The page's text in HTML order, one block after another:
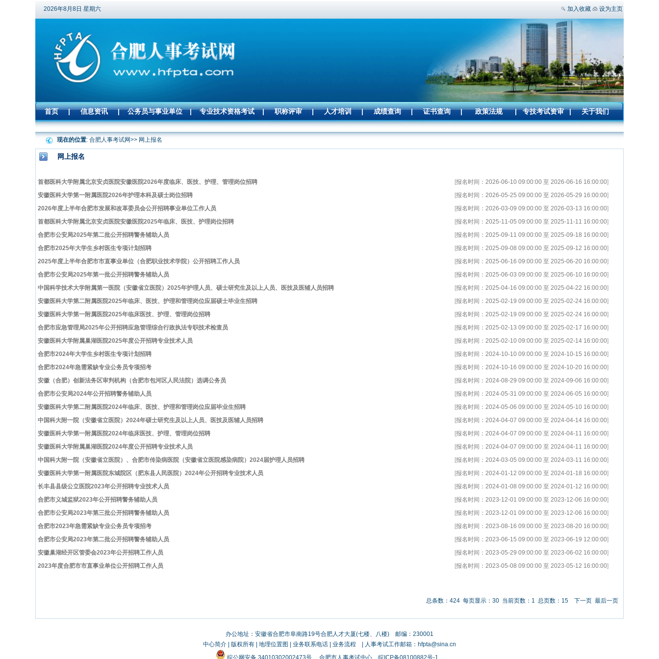
2026年8月8日 星期六 加入收藏 设为主页
首页 | 信息资讯 | 公务员与事业单位 | 专业技术资格考试 | 职称评审 | 人才培训 | 成绩查询 | 证书查询 | 政策法规 | 专技考试资审 | 关于我们
现在的位置: 合肥人事考试网>> 网上报名
网上报名
首都医科大学附属北京安贞医院安徽医院2026年度临床、医技、护理、管理岗位招聘 [报名时间：2026-06-10 09:00:00 至 2026-06-16 16:00:00]
安徽医科大学第一附属医院2026年护理本科及硕士岗位招聘
[报名时间：2026-05-25 09:00:00 至 2026-05-29 16:00:00]
2026年度上半年合肥市发展和改革委员会公开招聘事业单位工作人员
[报名时间：2026-03-09 09:00:00 至 2026-03-13 16:00:00]
首都医科大学附属北京安贞医院安徽医院2025年临床、医技、护理岗位招聘
[报名时间：2025-11-05 09:00:00 至 2025-11-11 16:00:00]
合肥市公安局2025年第二批公开招聘警务辅助人员
[报名时间：2025-09-11 09:00:00 至 2025-09-18 16:00:00]
合肥市2025年大学生乡村医生专项计划招聘
[报名时间：2025-09-08 09:00:00 至 2025-09-12 16:00:00]
2025年度上半年合肥市市直事业单位（合肥职业技术学院）公开招聘工作人员
[报名时间：2025-06-16 09:00:00 至 2025-06-20 16:00:00]
合肥市公安局2025年第一批公开招聘警务辅助人员
[报名时间：2025-06-03 09:00:00 至 2025-06-10 16:00:00]
中国科学技术大学附属第一医院（安徽省立医院）2025年护理人员、硕士研究生及以上人员、医技及医辅人员招聘
[报名时间：2025-04-16 09:00:00 至 2025-04-22 16:00:00]
安徽医科大学第二附属医院2025年临床、医技、护理和管理岗位应届硕士毕业生招聘
[报名时间：2025-02-19 09:00:00 至 2025-02-24 16:00:00]
安徽医科大学第一附属医院2025年临床医技、护理、管理岗位招聘
[报名时间：2025-02-19 09:00:00 至 2025-02-24 16:00:00]
合肥市应急管理局2025年公开招聘应急管理综合行政执法专职技术检查员
[报名时间：2025-02-13 09:00:00 至 2025-02-17 16:00:00]
安徽医科大学附属巢湖医院2025年度公开招聘专业技术人员
[报名时间：2025-02-10 09:00:00 至 2025-02-14 16:00:00]
合肥市2024年大学生乡村医生专项计划招聘
[报名时间：2024-10-10 09:00:00 至 2024-10-15 16:00:00]
合肥市2024年急需紧缺专业公务员专项招考
[报名时间：2024-10-16 09:00:00 至 2024-10-20 16:00:00]
安徽（合肥）创新法务区审判机构（合肥市包河区人民法院）选调公务员
[报名时间：2024-08-29 09:00:00 至 2024-09-06 16:00:00]
合肥市公安局2024年公开招聘警务辅助人员
[报名时间：2024-05-31 09:00:00 至 2024-06-05 16:00:00]
安徽医科大学第二附属医院2024年临床、医技、护理和管理岗位应届毕业生招聘
[报名时间：2024-05-06 09:00:00 至 2024-05-10 16:00:00]
中国科大附一院（安徽省立医院）2024年硕士研究生及以上人员、医技及医辅人员招聘
[报名时间：2024-04-07 09:00:00 至 2024-04-14 16:00:00]
安徽医科大学第一附属医院2024年临床医技、护理、管理岗位招聘
[报名时间：2024-04-07 09:00:00 至 2024-04-11 16:00:00]
安徽医科大学附属巢湖医院2024年度公开招聘专业技术人员
[报名时间：2024-04-07 09:00:00 至 2024-04-11 16:00:00]
中国科大附一院（安徽省立医院）、合肥市传染病医院（安徽省立医院感染病院）2024届护理人员招聘
[报名时间：2024-03-05 09:00:00 至 2024-03-11 16:00:00]
安徽医科大学第一附属医院东城院区（肥东县人民医院）2024年公开招聘专业技术人员
[报名时间：2024-01-12 09:00:00 至 2024-01-18 16:00:00]
长丰县县级公立医院2023年公开招聘专业技术人员
[报名时间：2024-01-08 09:00:00 至 2024-01-12 16:00:00]
合肥市义城监狱2023年公开招聘警务辅助人员
[报名时间：2023-12-01 09:00:00 至 2023-12-06 16:00:00]
合肥市公安局2023年第三批公开招聘警务辅助人员
[报名时间：2023-12-01 09:00:00 至 2023-12-06 16:00:00]
合肥市2023年急需紧缺专业公务员专项招考
[报名时间：2023-08-16 09:00:00 至 2023-08-20 16:00:00]
合肥市公安局2023年第二批公开招聘警务辅助人员
[报名时间：2023-06-15 09:00:00 至 2023-06-19 12:00:00]
安徽巢湖经开区管委会2023年公开招聘工作人员
[报名时间：2023-05-29 09:00:00 至 2023-06-02 16:00:00]
2023年度合肥市市直事业单位公开招聘工作人员
[报名时间：2023-05-08 09:00:00 至 2023-05-12 16:00:00]
总条数：424 每页显示：30 当前页数：1 总页数：15 下一页 最后一页
办公地址：安徽省合肥市阜南路19号合肥人才大厦(七楼、八楼) 邮编：230001
中心简介| 版权所有| 地理位置图 业务联系电话| 业务流程 | 人事考试工作邮箱：hfpta@sina.cn
皖公网安备 34010302002473号
合肥市人事考试中心 皖ICP备08100882号-1